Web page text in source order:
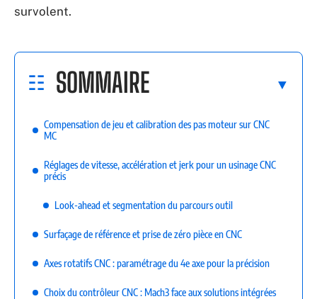
survolent.
SOMMAIRE
Compensation de jeu et calibration des pas moteur sur CNC
MC
Réglages de vitesse, accélération et jerk pour un usinage CNC
précis
Look-ahead et segmentation du parcours outil
Surfaçage de référence et prise de zéro pièce en CNC
Axes rotatifs CNC : paramétrage du 4e axe pour la précision
Choix du contrôleur CNC : Mach3 face aux solutions intégrées